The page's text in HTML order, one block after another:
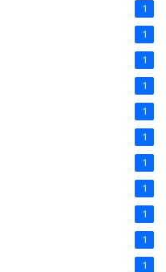
1
1
1
1
1
1
1
1
1
1
1